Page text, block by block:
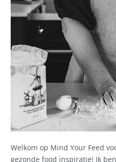
Welkom op Mind Your Feed
gezonde food inspiratie! Ik